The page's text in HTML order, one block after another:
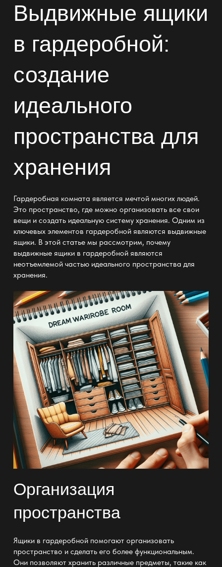
Выдвижные ящики
в гардеробной:
создание
идеального
пространства для
хранения
Гардеробная комната является мечтой многих людей.
Это пространство, где можно организовать все свои
вещи и создать идеальную систему хранения. Одним из
ключевых элементов гардеробной являются выдвижные
ящики. В этой статье мы рассмотрим, почему
выдвижные ящики в гардеробнойявляются
неотъемлемой частью идеального пространства для
хранения.
Организация
пространства
Ящики в гардеробной помогают организовать
пространство и сделать его более функциональным.
Они позволяют хранить различные предметы, такие как